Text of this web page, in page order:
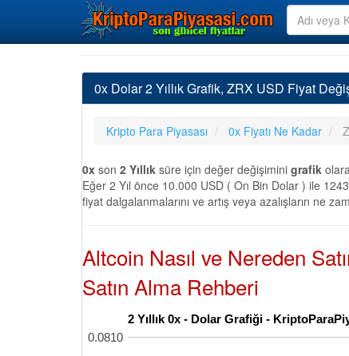
0x Dolar 2 Yıllık Grafik, ZRX USD Fiyat
Kripto Para Piyasası 0x Fiyatı Ne Kadar
0x son 2 Yıllık süre için değer değişimini grafik
Eğer 2 Yıl önce 10.000 USD ( On Bin Dolar ) ile
fiyat dalgalanmalarını ve artış veya azalışların ne
Altcoin Nasıl ve Nereden
Satın Alma Rehberi
2 Yıllık 0x - Dolar Grafiği -
0.0810